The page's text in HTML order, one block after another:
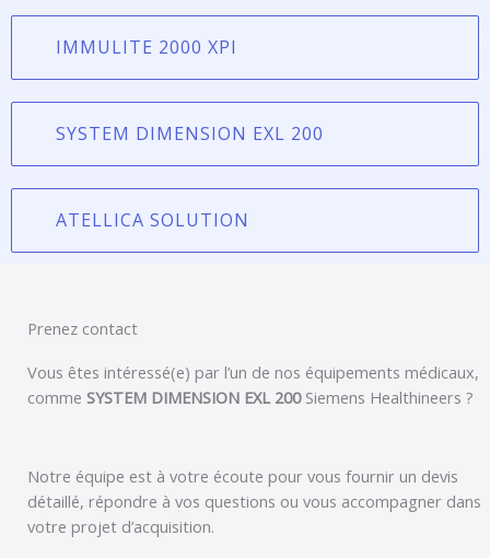
IMMULITE 2000 XPI
SYSTEM DIMENSION EXL 200
ATELLICA SOLUTION
Prenez contact
Vous êtes intéressé(e) par l’un de nos équipements médicaux,
comme SYSTEM DIMENSION EXL 200 Siemens Healthineers ?
Notre équipe est à votre écoute pour vous fournir un devis
détaillé, répondre à vos questions ou vous accompagner dans
votre projet d’acquisition.